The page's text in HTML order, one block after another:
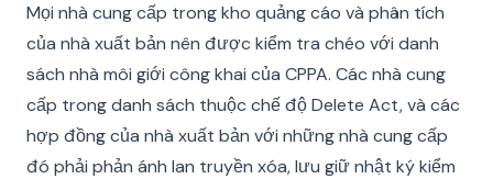
Mọi nhà cung cấp trong kho quảng cáo và phân tích
của nhà xuất bản nên được kiểm tra chéo với danh
sách nhà môi giới công khai của CPPA. Các nhà cung
cấp trong danh sách thuộc chế độ Delete Act, và các
hợp đồng của nhà xuất bản với những nhà cung cấp
đó phải phản ánh lan truyền xóa, lưu giữ nhật ký kiểm